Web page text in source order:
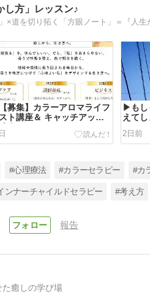
し方」レッスン♪
募集】カラーアロマライフ
ト講座＆ キャッチアップ
▶︎もし
えて
2日前
#心理療法 #カラーセラピー #カ
ンナーチャイルドセラピー #考え方
報告
癒しの学び場